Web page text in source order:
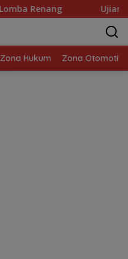
Ujian Ketegasan Kapolda
Zona Hukum Zona Otomotif